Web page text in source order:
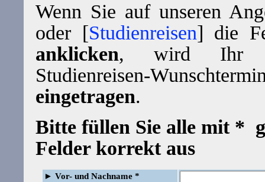
Wenn Sie auf unseren
oder [Studienreisen] die
anklicken, wird Ihr
Studienreisen-
eingetragen.
Bitte füllen Sie alle mit *
Felder korrekt aus
► Vor- und Nachname *